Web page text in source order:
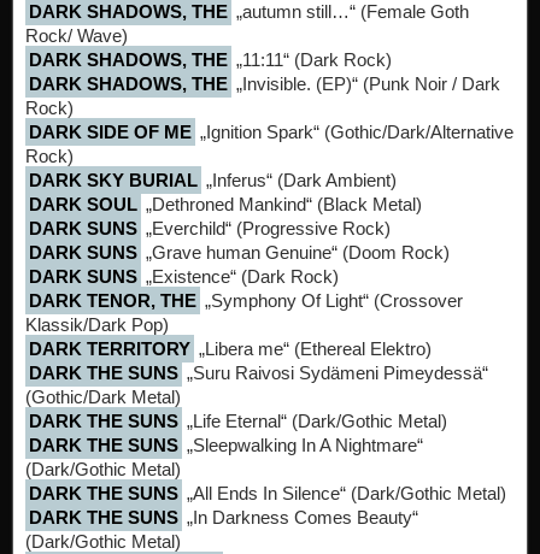
DARK SHADOWS, THE „autumn still…“ (Female Goth
Rock/ Wave)
DARK SHADOWS, THE „11:11“ (Dark Rock)
DARK SHADOWS, THE „Invisible. (EP)“ (Punk Noir / Dark
Rock)
DARK SIDE OF ME „Ignition Spark“ (Gothic/Dark/Alternative
Rock)
DARK SKY BURIAL „Inferus“ (Dark Ambient)
DARK SOUL „Dethroned Mankind“ (Black Metal)
DARK SUNS „Everchild“ (Progressive Rock)
DARK SUNS „Grave human Genuine“ (Doom Rock)
DARK SUNS „Existence“ (Dark Rock)
DARK TENOR, THE „Symphony Of Light“ (Crossover
Klassik/Dark Pop)
DARK TERRITORY „Libera me“ (Ethereal Elektro)
DARK THE SUNS „Suru Raivosi Sydämeni Pimeydessä“
(Gothic/Dark Metal)
DARK THE SUNS „Life Eternal“ (Dark/Gothic Metal)
DARK THE SUNS „Sleepwalking In A Nightmare“
(Dark/Gothic Metal)
DARK THE SUNS „All Ends In Silence“ (Dark/Gothic Metal)
DARK THE SUNS „In Darkness Comes Beauty“
(Dark/Gothic Metal)